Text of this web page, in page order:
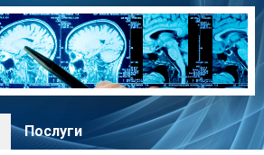
Послуги